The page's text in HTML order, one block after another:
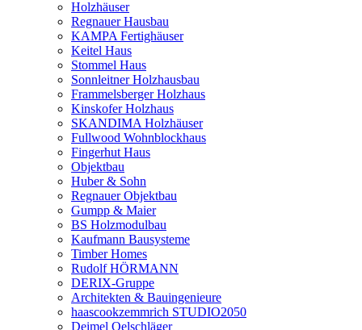
Holzhäuser
Regnauer Hausbau
KAMPA Fertighäuser
Keitel Haus
Stommel Haus
Sonnleitner Holzhausbau
Frammelsberger Holzhaus
Kinskofer Holzhaus
SKANDIMA Holzhäuser
Fullwood Wohnblockhaus
Fingerhut Haus
Objektbau
Huber & Sohn
Regnauer Objektbau
Gumpp & Maier
BS Holzmodulbau
Kaufmann Bausysteme
Timber Homes
Rudolf HÖRMANN
DERIX-Gruppe
Architekten & Bauingenieure
haascookzemmrich STUDIO2050
Deimel Oelschläger